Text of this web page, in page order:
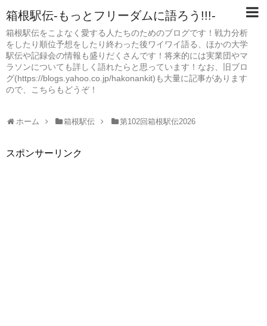
箱根駅伝-もっとフリーダムに語ろう!!!-
箱根駅伝をこよなく愛する人たちのためのブログです！戦力分析
をしたり順位予想をしたり終わった後ワイワイ語る、ほかの大学
駅伝や記録会の情報も盛りだくさんです！将来的には実業団やマ
ラソンについても詳しく語れたらと思っています！なお、旧ブロ
グ(https://blogs.yahoo.co.jp/hakonankit)も大量に記事があります
ので、こちらもどうぞ！
ホーム 箱根駅伝 第102回箱根駅伝2026
スポンサーリンク